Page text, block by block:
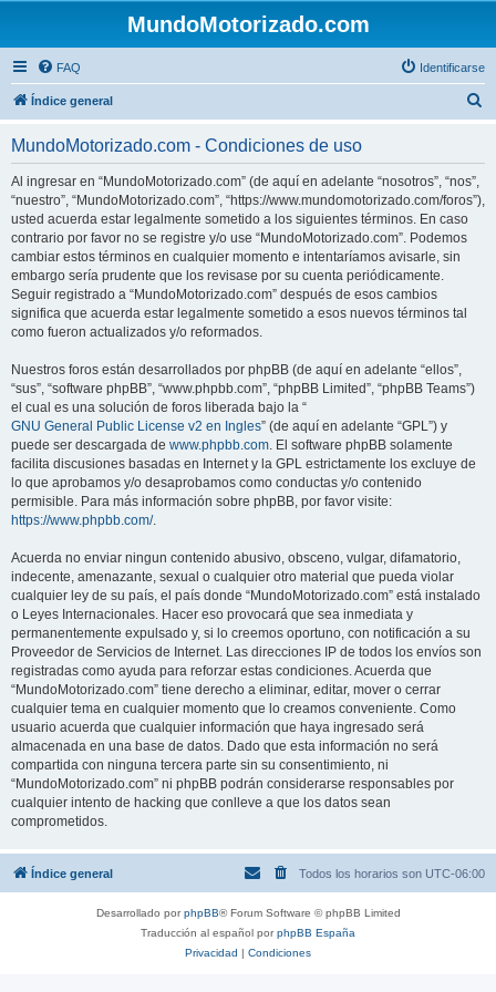
MundoMotorizado.com
FAQ Identificarse
Índice general
a
MundoMotorizado.com - Condiciones de uso
Al ingresar en “MundoMotorizado.com” (de aquí en adelante “nosotros”, “nos”,
“nuestro”, “MundoMotorizado.com”, “https://www.mundomotorizado.com/foros”),
usted acuerda estar legalmente sometido a los siguientes términos. En caso
contrario por favor no se registre y/o use “MundoMotorizado.com”. Podemos
cambiar estos términos en cualquier momento e intentaríamos avisarle, sin
embargo sería prudente que los revisase por su cuenta periódicamente.
Seguir registrado a “MundoMotorizado.com” después de esos cambios
significa que acuerda estar legalmente sometido a esos nuevos términos tal
como fueron actualizados y/o reformados.
Nuestros foros están desarrollados por phpBB (de aquí en adelante “ellos”,
“sus”, “software phpBB”, “www.phpbb.com”, “phpBB Limited”, “phpBB Teams”)
el cual es una solución de foros liberada bajo la “
GNU General Public License v2 en Ingles” (de aquí en adelante “GPL”) y
puede ser descargada de www.phpbb.com. El software phpBB solamente
facilita discusiones basadas en Internet y la GPL estrictamente los excluye de
lo que aprobamos y/o desaprobamos como conductas y/o contenido
permisible. Para más información sobre phpBB, por favor visite:
https://www.phpbb.com/.
Acuerda no enviar ningun contenido abusivo, obsceno, vulgar, difamatorio,
indecente, amenazante, sexual o cualquier otro material que pueda violar
cualquier ley de su país, el país donde “MundoMotorizado.com” está instalado
o Leyes Internacionales. Hacer eso provocará que sea inmediata y
permanentemente expulsado y, si lo creemos oportuno, con notificación a su
Proveedor de Servicios de Internet. Las direcciones IP de todos los envíos son
registradas como ayuda para reforzar estas condiciones. Acuerda que
“MundoMotorizado.com” tiene derecho a eliminar, editar, mover o cerrar
cualquier tema en cualquier momento que lo creamos conveniente. Como
usuario acuerda que cualquier información que haya ingresado será
almacenada en una base de datos. Dado que esta información no será
compartida con ninguna tercera parte sin su consentimiento, ni
“MundoMotorizado.com” ni phpBB podrán considerarse responsables por
cualquier intento de hacking que conlleve a que los datos sean
comprometidos.
Índice general Todos los horarios son UTC-06:00
Desarrollado porphpBB® Forum Software © phpBB Limited
Traducción al español porphpBB España
Privacidad | Condiciones